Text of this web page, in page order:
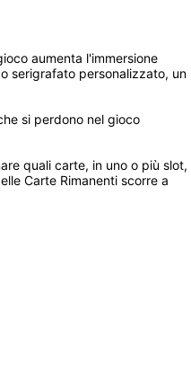
aumenta l'immersione
serigrafato personalizzato, un
si perdono nel gioco
quali carte, in uno o più slot,
Carte Rimanenti scorre a